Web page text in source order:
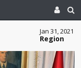
Jan 31, 2021
Region